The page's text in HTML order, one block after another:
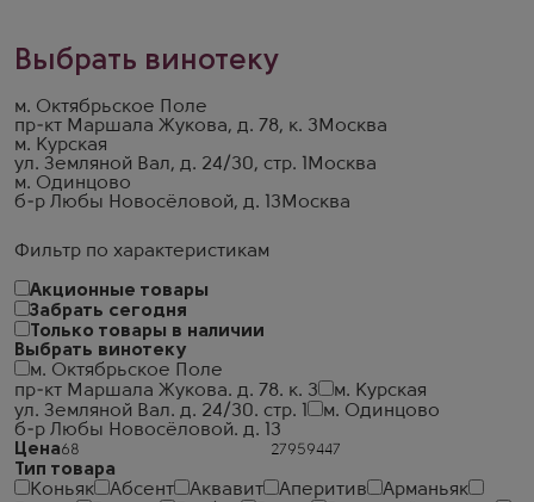
Фильтр по характеристикам
Акционные товары
Забрать сегодня
Только товары в наличии
Выбрать винотеку
м. Октябрьское Поле
пр-кт Маршала Жукова. д. 78. к. 3
м. Курская
ул. Земляной Вал. д. 24/30. стр. 1
м. Одинцово
б-р Любы Новосёловой. д. 13
Цена
Тип товара
Коньяк
Абсент Аквавит Аперитив
Арманьяк
Выбрать винотеку
м. Октябрьское Поле
пр-кт Маршала Жукова, д. 78, к. 3 Москва
м. Курская
ул. Земляной Вал, д. 24/30, стр. 1
Москва
м. Одинцово
б-р Любы Новосёловой, д. 13 Москва